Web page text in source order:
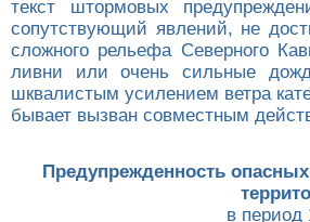
текст штормовых
сопутствующий явлений, не
сложного рельефа Северного
ливни или очень сильные
шквалистым усилением ветра
бывает вызван совместным
Предупрежденность
в период